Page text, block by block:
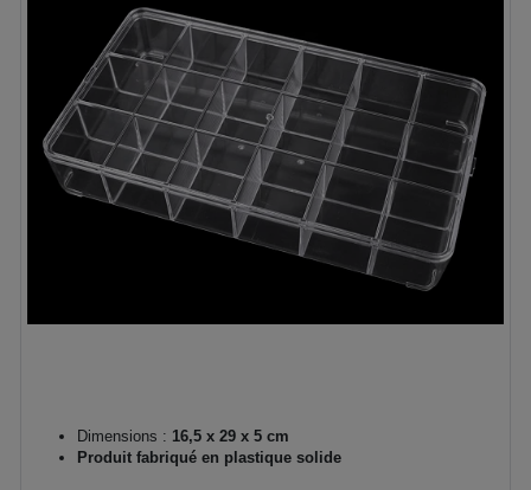
Dimensions : 16,5 x 29 x 5 cm
Produit fabriqué en plastique solide